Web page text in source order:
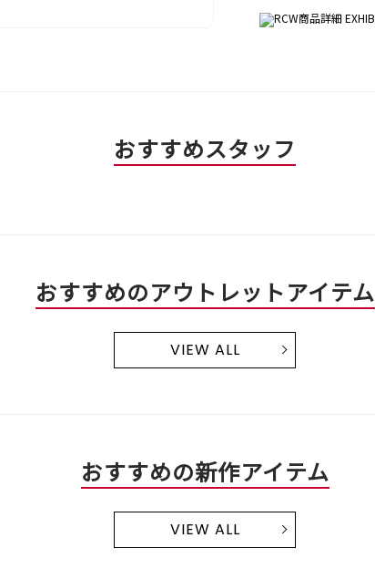
おすすめスタッフ
おすすめのアウトレットアイテム
VIEW ALL
おすすめの新作アイテム
VIEW ALL